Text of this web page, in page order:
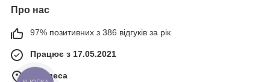
Про нас
97% позитивних з 386 відгуків за рік
Працює з 17.05.2021
м. Одеса